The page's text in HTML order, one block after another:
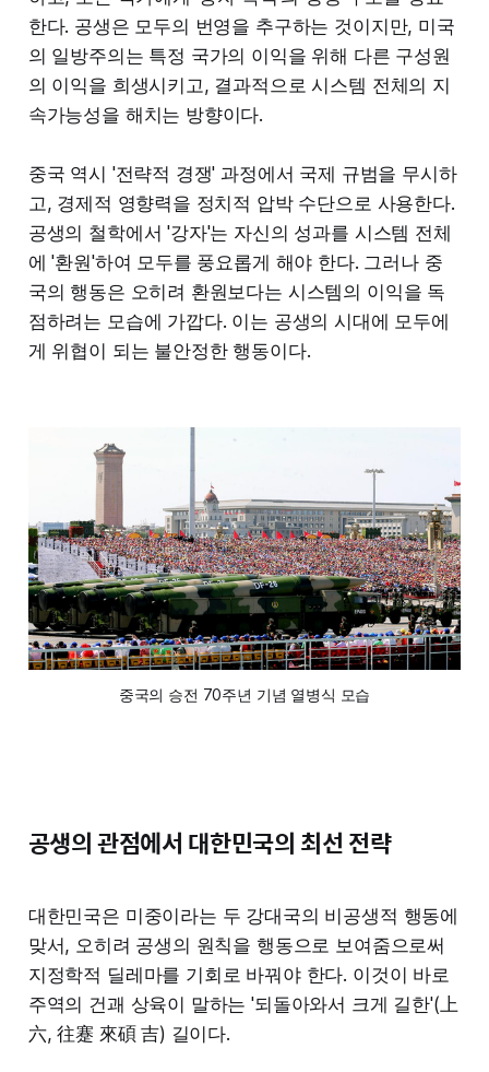
한다. 공생은 모두의 번영을 추구하는 것이지만, 미국
의 일방주의는 특정 국가의 이익을 위해 다른 구성원
의 이익을 희생시키고, 결과적으로 시스템 전체의 지
속가능성을 해치는 방향이다.
중국 역시 '전략적 경쟁' 과정에서 국제 규범을 무시하
고, 경제적 영향력을 정치적 압박 수단으로 사용한다.
공생의 철학에서 '강자'는 자신의 성과를 시스템 전체
에 '환원'하여 모두를 풍요롭게 해야 한다. 그러나 중
국의 행동은 오히려 환원보다는 시스템의 이익을 독
점하려는 모습에 가깝다. 이는 공생의 시대에 모두에
게 위협이 되는 불안정한 행동이다.
중국의 승전 70주년 기념 열병식 모습
공생의 관점에서 대한민국의 최선 전략
대한민국은 미중이라는 두 강대국의 비공생적 행동에
맞서, 오히려 공생의 원칙을 행동으로 보여줌으로써
지정학적 딜레마를 기회로 바꿔야 한다. 이것이 바로
주역의 건괘 상육이 말하는 '되돌아와서 크게 길한'(上
六, 往蹇 來碩 吉) 길이다.